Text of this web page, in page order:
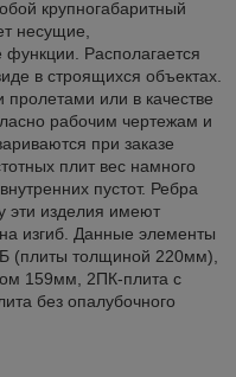
крупногабаритный
несущие,
Располагается
в строящихся объектах.
или в качестве
рабочим чертежам и
при заказе
плит вес намного
пустот. Ребра
эти изделия имеют
изгиб. Данные элементы
(плиты толщиной 220мм),
159мм, 2ПК-плита с
без опалубочного